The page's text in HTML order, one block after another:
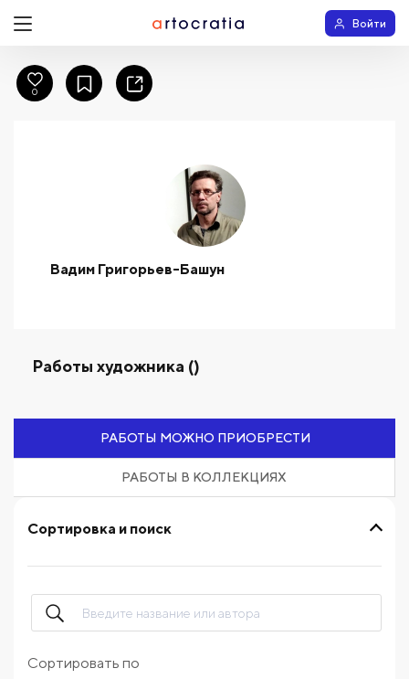
Войти
Вадим Григорьев-Башун
Работы художника ()
РАБОТЫ МОЖНО ПРИОБРЕСТИ
РАБОТЫ В КОЛЛЕКЦИЯХ
Сортировка и поиск
Сортировать по
0